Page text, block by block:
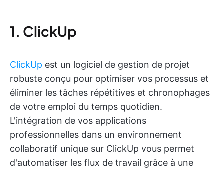
1. ClickUp
ClickUp est un logiciel de gestion de projet
robuste conçu pour optimiser vos processus et
éliminer les tâches répétitives et chronophages
de votre emploi du temps quotidien.
L'intégration de vos applications
professionnelles dans un environnement
collaboratif unique sur ClickUp vous permet
d'automatiser les flux de travail grâce à une